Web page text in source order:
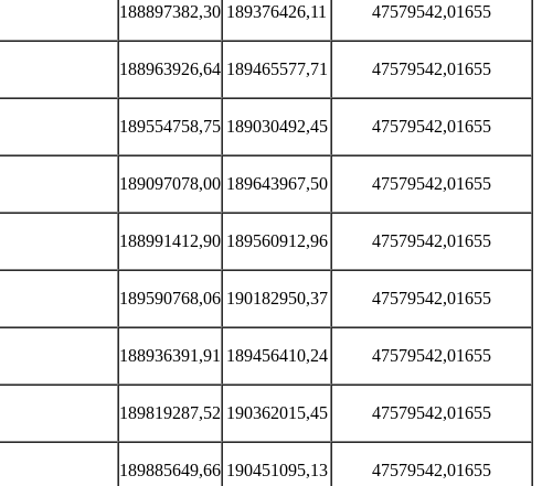
188897382,30 189376426,11 47579542,01655
188963926,64 189465577,71 47579542,01655
189554758,75 189030492,45 47579542,01655
189097078,00 189643967,50 47579542,01655
188991412,90 189560912,96 47579542,01655
189590768,06 190182950,37 47579542,01655
188936391,91 189456410,24 47579542,01655
189819287,52 190362015,45 47579542,01655
189885649,66 190451095,13 47579542,01655